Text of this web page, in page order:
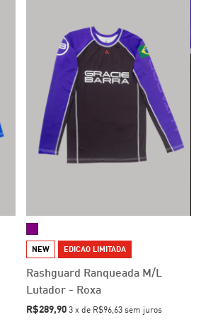
NEW EDICAO LIMITADA
Rashguard Ranqueada M/L
Lutador - Roxa
R$289,90 3 x de R$96,63 sem juros